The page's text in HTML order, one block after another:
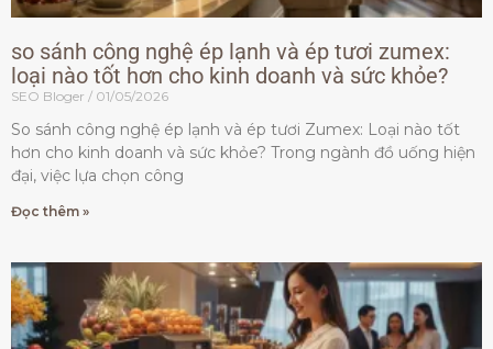
so sánh công nghệ ép lạnh và ép tươi zumex:
loại nào tốt hơn cho kinh doanh và sức khỏe?
SEO Bloger 01/05/2026
So sánh công nghệ ép lạnh và ép tươi Zumex: Loại nào tốt
hơn cho kinh doanh và sức khỏe? Trong ngành đồ uống hiện
đại, việc lựa chọn công
Đọc thêm »